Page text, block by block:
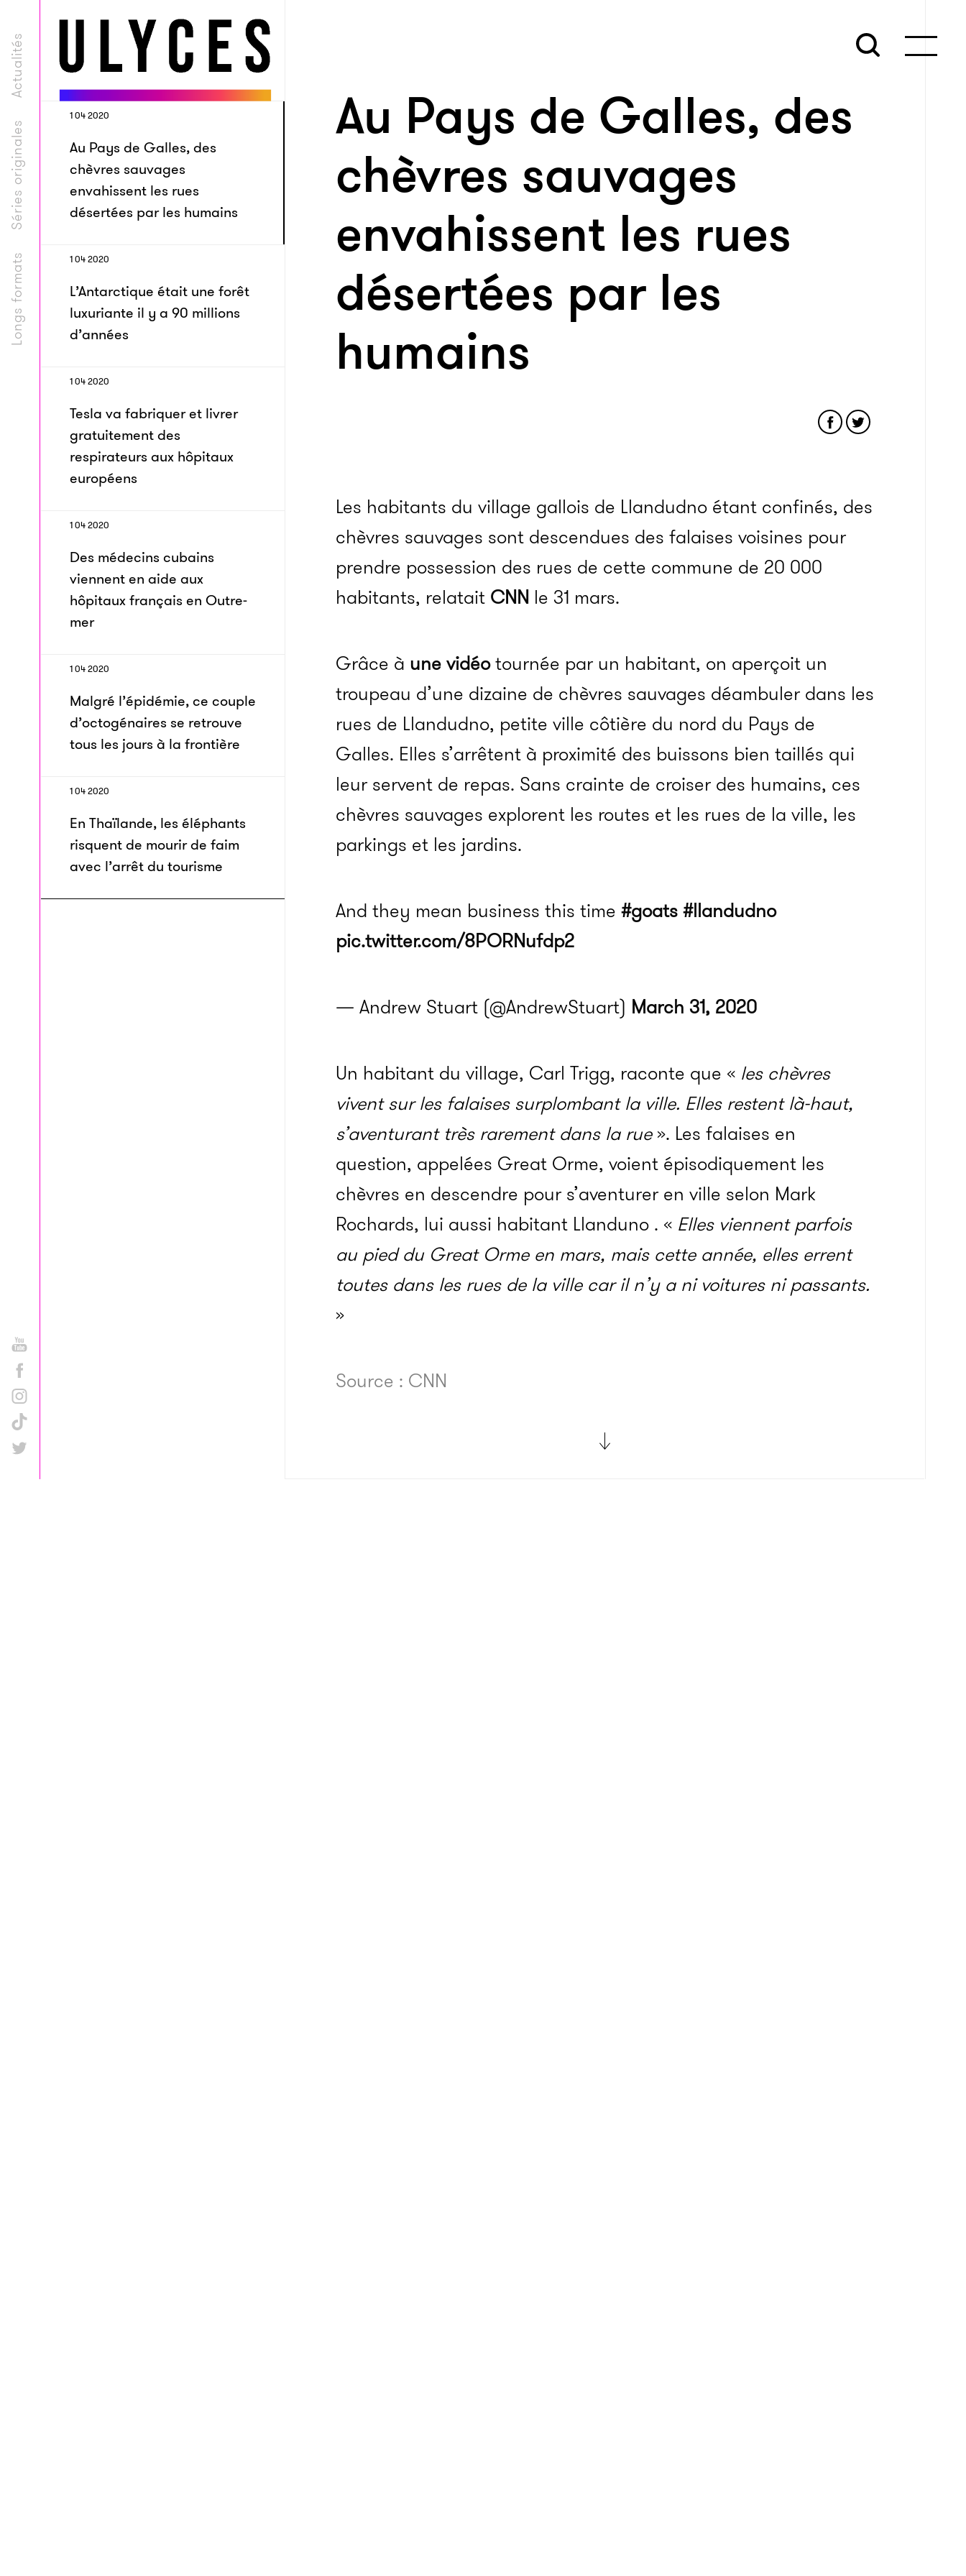
Longs formats
Séries originales
Actualités
1 04 2020
Au Pays de Galles, des
chèvres sauvages
envahissent les rues
désertées par les humains
1 04 2020
L’Antarctique était une forêt
luxuriante il y a 90 millions
d’années
1 04 2020
Tesla va fabriquer et livrer
gratuitement des
respirateurs aux hôpitaux
européens
1 04 2020
Des médecins cubains
viennent en aide aux
hôpitaux français en Outre-
mer
1 04 2020
Malgré l’épidémie, ce couple
d’octogénaires se retrouve
tous les jours à la frontière
1 04 2020
En Thaïlande, les éléphants
risquent de mourir de faim
avec l’arrêt du tourisme
Au Pays de Galles, des
chèvres sauvages
envahissent les rues
désertées par les
humains
Les habitants du village gallois de Llandudno étant confinés, des
chèvres sauvages sont descendues des falaises voisines pour
prendre possession des rues de cette commune de 20 000
habitants, relatait CNN le 31 mars.
Grâce à une vidéotournée par un habitant, on aperçoit un
troupeau d’une dizaine de chèvres sauvages déambuler dans les
rues de Llandudno, petite ville côtière du nord du Pays de
Galles. Elles s’arrêtent à proximité des buissons bien taillés qui
leur servent de repas. Sans crainte de croiser des humains, ces
chèvres sauvages explorent les routes et les rues de la ville, les
parkings et les jardins.
And they mean business this time #goats#llandudno
pic.twitter.com/8PORNufdp2
— Andrew Stuart (@AndrewStuart) March 31, 2020
Un habitant du village, Carl Trigg, raconte que « les chèvres
vivent sur les falaises surplombant la ville. Elles restent là-haut,
s’aventurant très rarement dans la rue». Les falaises en
question, appelées Great Orme, voient épisodiquement les
chèvres en descendre pour s’aventurer en ville selon Mark
Rochards, lui aussi habitant Llanduno . « Elles viennent parfois
au pied du Great Orme en mars, mais cette année, elles errent
toutes dans les rues de la ville car il n’y a ni voitures ni passants.
»
Source : CNN